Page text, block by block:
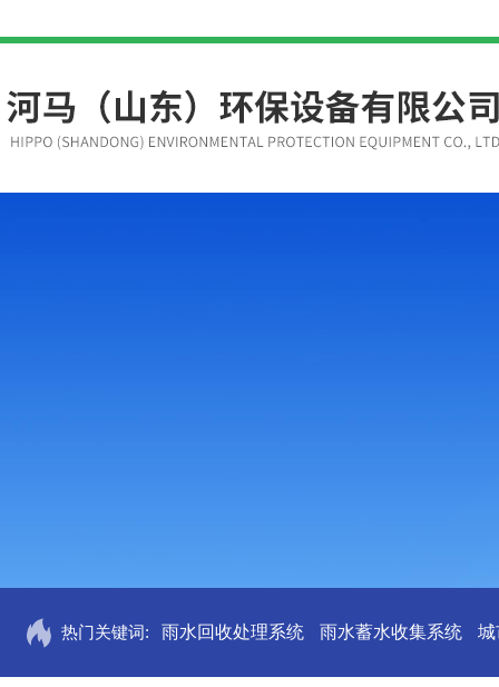
热门关键词: 雨水回收处理系统 雨水蓄水收集系统 城